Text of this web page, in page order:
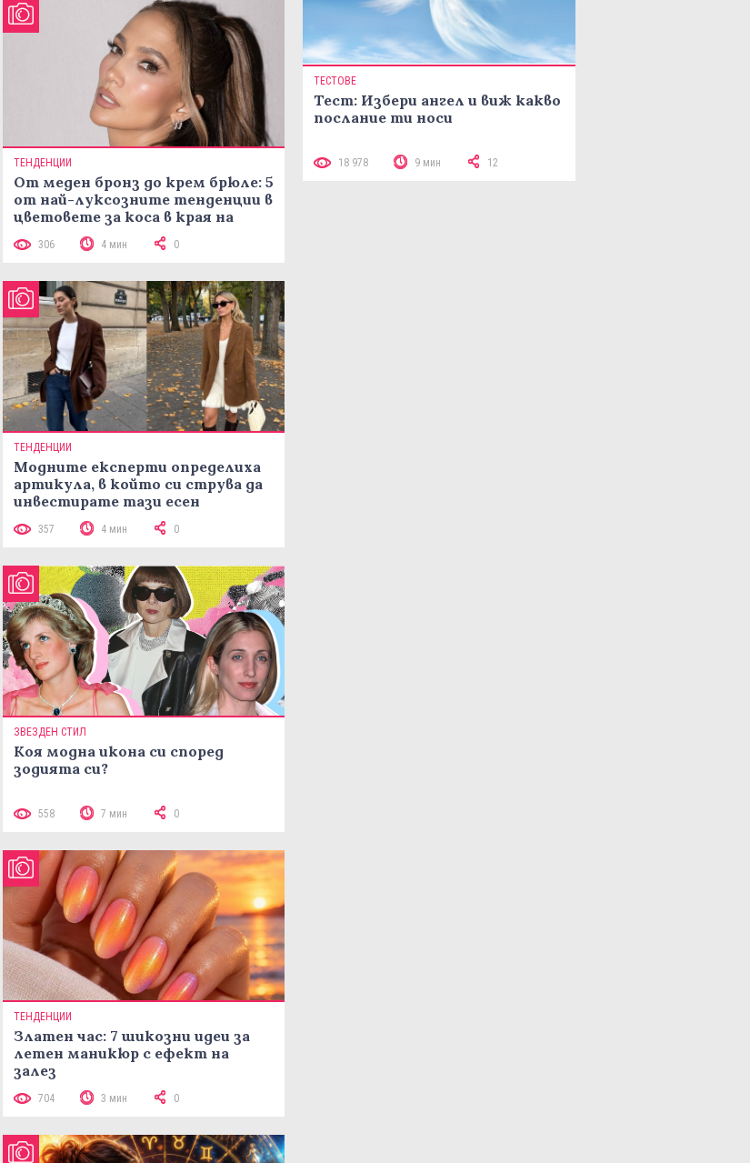
ТЕНДЕНЦИИ
От меден бронз до крем брюле: 5
от най-луксозните тенденции в
цветовете за коса в края на
306 4 мин 0
ТЕНДЕНЦИИ
Модните експерти определиха
артикула, в който си струва да
инвестирате тази есен
357 4 мин 0
ЗВЕЗДЕН СТИЛ
Коя модна икона си според
зодията си?
558 7 мин 0
ТЕНДЕНЦИИ
Златен час: 7 шикозни идеи за
летен маникюр с ефект на
залез
704 3 мин 0
ТЕСТОВЕ
Тест: Избери ангел и виж какво
послание ти носи
18 978 9 мин 12